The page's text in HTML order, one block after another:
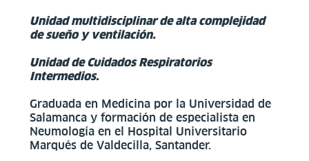
Unidad multidisciplinar de alta complejidad
de sueño y ventilación.
Unidad de Cuidados Respiratorios
Intermedios.
Graduada en Medicina por la Universidad de
Salamanca y formación de especialista en
Neumología en el Hospital Universitario
Marqués de Valdecilla, Santander.